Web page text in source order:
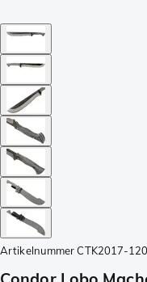
Artikelnummer CTK2017-